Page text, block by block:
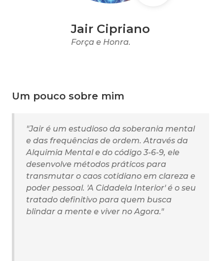
Jair Cipriano
Força e Honra.
Um pouco sobre mim
"Jair é um estudioso da soberania mental
e das frequências de ordem. Através da
Alquimia Mental e do código 3-6-9, ele
desenvolve métodos práticos para
transmutar o caos cotidiano em clareza e
poder pessoal. 'A Cidadela Interior' é o seu
tratado definitivo para quem busca
blindar a mente e viver no Agora."